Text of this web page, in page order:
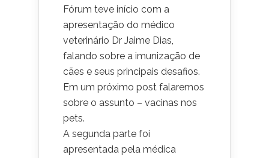
Fórum teve início com a
apresentação do médico
veterinário Dr Jaime Dias,
falando sobre a imunização de
cães e seus principais desafios.
Em um próximo post falaremos
sobre o assunto – vacinas nos
pets.
A segunda parte foi
apresentada pela médica